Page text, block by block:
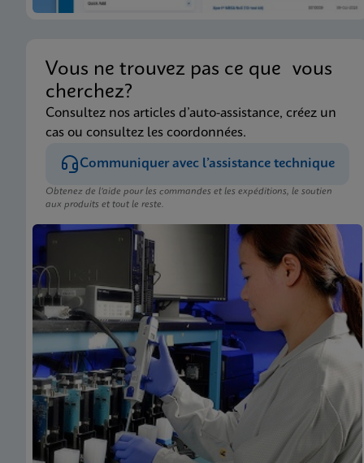
Vous ne trouvez pas ce que vous
cherchez?
Consultez nos articles d’auto-assistance, créez un
cas ou consultez les coordonnées.
Communiquer avec l’assistance technique
Obtenez de l’aide pour les commandes et les expéditions, le soutien
aux produits et tout le reste.